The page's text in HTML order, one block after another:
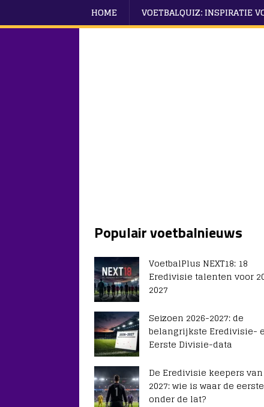
HOME VOETBALQUIZ: INSPIRATIE
Populair voetbalnieuws
VoetbalPlus NEXT18: 18
Eredivisie talenten voor
2027
Seizoen 2026-2027: de
belangrijkste Eredivisie-
Eerste Divisie-data
De Eredivisie keepers van
2027: wie is waar de
onder de lat?